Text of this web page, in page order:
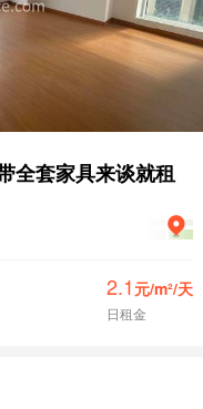
全套家具来谈就租
2.1 元/m²/天
日租金